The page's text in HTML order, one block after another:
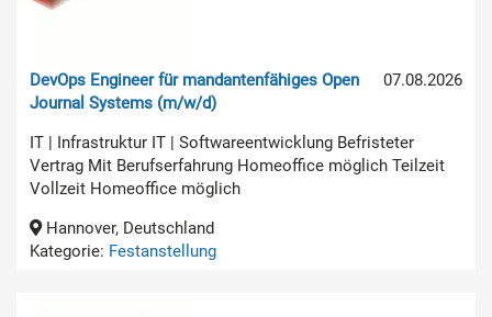
07.08.2026
DevOps Engineer für mandantenfähiges Open
Journal Systems (m/w/d)
IT | Infrastruktur IT | Softwareentwicklung Befristeter
Vertrag Mit Berufserfahrung Homeoffice möglich Teilzeit
Vollzeit Homeoffice möglich
Hannover, Deutschland
Kategorie: Festanstellung